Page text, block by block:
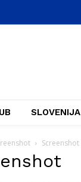
SLOVENIJA
Screenshot